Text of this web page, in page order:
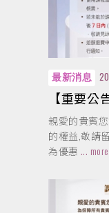
最新消息
【重要
親愛的貴賓
的權益,敬請
為優惠 ... more